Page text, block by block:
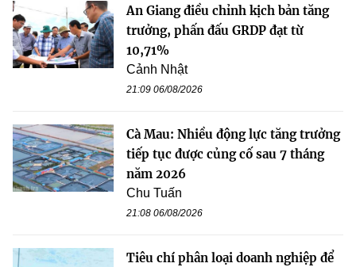
An Giang điều chỉnh kịch bản tăng
trưởng, phấn đấu GRDP đạt từ
10,71%
Cảnh Nhật
21:09 06/08/2026
Cà Mau: Nhiều động lực tăng trưởng
tiếp tục được củng cố sau 7 tháng
năm 2026
Chu Tuấn
21:08 06/08/2026
Tiêu chí phân loại doanh nghiệp để